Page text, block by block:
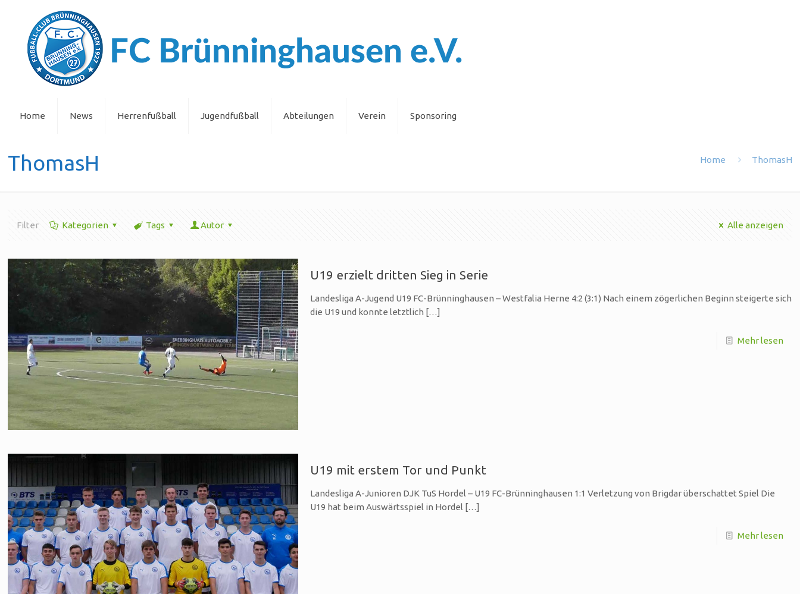
Home News Herrenfußball Jugendfußball Abteilungen Verein Sponsoring
ThomasH Home ThomasH
Filter Kategorien Tags Autor Alle anzeigen
U19 erzielt dritten Sieg in Serie
Landesliga A-Jugend U19 FC-Brünninghausen – Westfalia Herne 4:2 (3:1) Nach einem zögerlichen Beginn steigerte sich
die U19 und konnte letztlich […]
Mehr lesen
U19 mit erstem Tor und Punkt
Landesliga A-Junioren DJK TuS Hordel – U19 FC-Brünninghausen 1:1 Verletzung von Brigdar überschattet Spiel Die
U19 hat beim Auswärtsspiel in Hordel […]
Mehr lesen